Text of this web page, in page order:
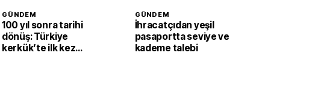
GÜNDEM
100 yıl sonra tarihi
dönüş: Türkiye
kerkük’te ilk kez
GÜNDEM
İhracatçıdan yeşil
pasaportta seviye ve
kademe talebi